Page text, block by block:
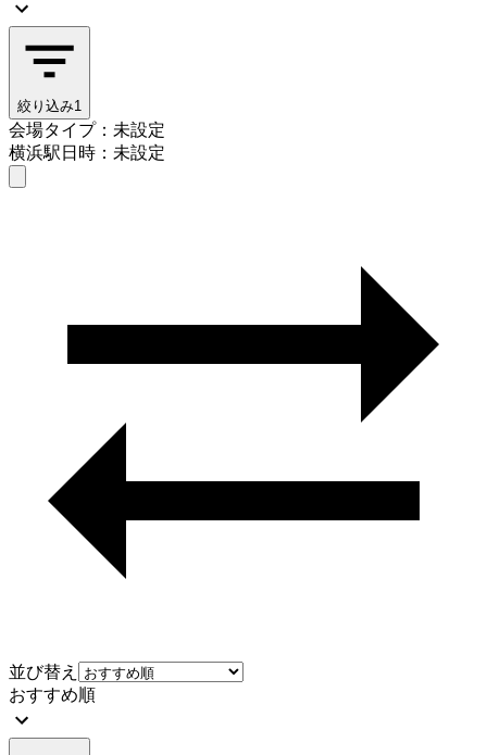
絞り込み1
会場タイプ：未設定
横浜駅日時：未設定
並び替え
おすすめ順